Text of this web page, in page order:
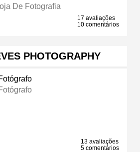
De Fotografia
17 avaliações
10 comentários
PHOTOGRAPHY
13 avaliações
5 comentários